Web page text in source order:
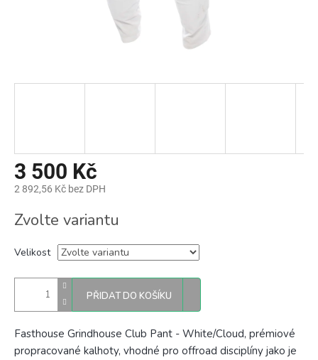
3 500 Kč
2 892,56 Kč bez DPH
cena:
Zvolte variantu
Velikost
PŘIDAT DO KOŠÍKU
Fasthouse Grindhouse Club Pant - White/Cloud, prémiové
propracované kalhoty, vhodné pro offroad disciplíny jako je